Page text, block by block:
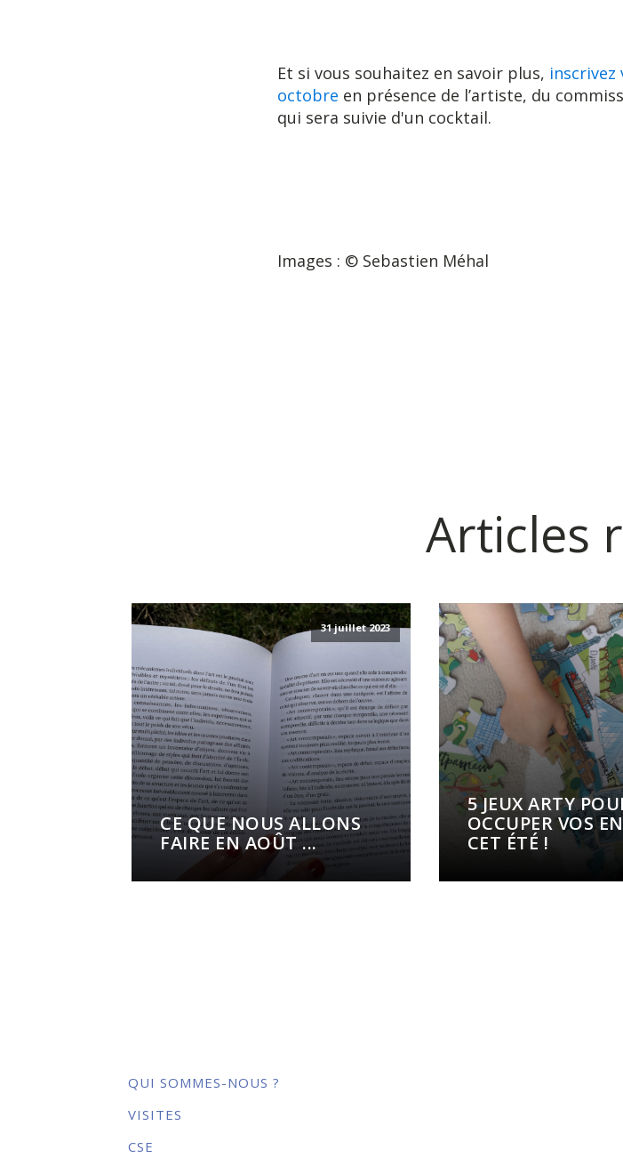
Et si vous souhaitez en savoir plus, inscrivez
octobre en présence de l’artiste, du
qui sera suivie d'un cocktail.
Images : © Sebastien Méhal
Articles
31 juillet 2023
CE QUE NOUS ALLONS
FAIRE EN AOÛT ...
5 JEUX ARTY
OCCUPER VOS
CET ÉTÉ !
QUI SOMMES-NOUS ?
VISITES
CSE